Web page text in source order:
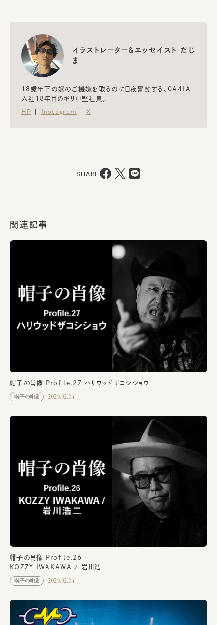
イラストレーター&エッセイスト だじ
ま
18歳年下の嫁のご機嫌を取るのに日夜奮闘する、 CA4LA
入社18年目のギリ中堅社員。
HP Instagram X
SHARE
関連記事
帽子の肖像 2025.02.04
帽子の肖像 Profile.27 ハリウッドザコシショウ
帽子の肖像 2025.02.04
帽子の肖像 Profile.26
KOZZY IWAKAWA / 岩川浩二